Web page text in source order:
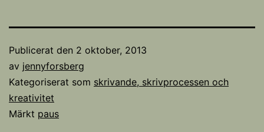
Publicerat den 2 oktober, 2013
av jennyforsberg
Kategoriserat som skrivande, skrivprocessen och
kreativitet
Märkt paus